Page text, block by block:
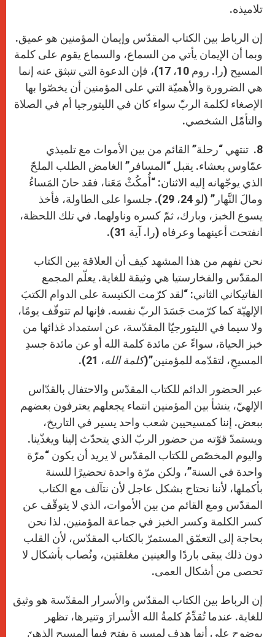
تلاميذه.
إن الرباط بين الكتاب المقدّس وإيمان المؤمنين هو عميق.
وبما أن الإيمان يأتي من السماع، والسماع يقوم على كلمة
المسيح (را. روم 10، 17)، فإن الدعوة التي تنبثق عنه إنما
هي الضرورة والأهميّة التي على المؤمنين أن يخصّوا بها
الإصغاء لكلمة الربّ سواء كان في الليتورجيا أم في الصلاة
والتأمّل الشخصي.
8. تنتهي “رحلة” القائم من بين الأموات مع تلميذي
عمّاوس بعشاء. يقبل “المسافر” الغامض الطلب الملحّ
الذي يوجّهانه إليه الاثنان: “أُمكُثْ مَعَنا، فقد حانَ المَساءُ
ومالَ النَّهار” (لو 24، 29). جلسوا على الطاولة، فأخذ
يسوع الخبز، وبارك، ثمّ كسره وناولهما. في تلك اللحظة،
انفتحت أعينهما وعرفاه (را. آية 31).
نحن نفهم من هذا المشهد كيف أن العلاقة بين الكتاب
المقدّس والفخارستيا هي وثيقة للغاية. يعلّم المجمع
الفاتيكاني الثاني: “لقد كرّمت الكنيسة على الدوام الكتبَ
الإلهيّة كما كرّمت جَسَدَ الربّ نفسه. فإنها لم تتوقّف يومًا،
ولا سيما في الليتورجيّا المقدّسة، عن استمداد غذائها من
خبز الحياة، سواءً عن مائدة كلمة الله أو عن مائدة جسدِ
المسيحِ، لتقدّمه للمؤمنين”(كلمة الله، 21).
عبر الحضور الدائم للكتاب المقدّس والاحتفال بالقدّاس
الإلهيّ، ينشأ بين المؤمنين انتماء يجعلهم يعترفون بعضهم
ببعض. إننا كمسيحيين شعب واحد يسير في التاريخ،
ويستمدّ قوّته من حضور الربّ الذي يتحدّث إلينا ويغذّينا.
واليوم المخصّص للكتاب المقدّس لا يريد أن يكون “مرّة
واحدة في السنة”، ولكن مرّة واحدة تحضيرًا للسنة
بأكملها، لأننا نحتاج بشكل عاجل لأن نتآلف مع الكتاب
المقدّس ومع القائم من بين الأموات، الذي لا يتوقّف عن
كسر الكلمة وكسر الخبز في جماعة المؤمنين. لذا نحن
بحاجة إلى التعمّق المستمرّ بالكتاب المقدّس، لأن القلب
دون ذلك يبقى باردًا والعينين مغلقتين، ونُصاب بأشكال لا
تحصى من أشكال العمى.
إن الرباط بين الكتاب المقدّس والأسرار المقدّسة هو وثيق
للغاية. عندما تُقدِّمُ كلمةُ الله الأسرارَ وتنيرها، تظهر
بوضوح على أنها هدف لمسيرة يفتح فيها المسيح الذهنَ